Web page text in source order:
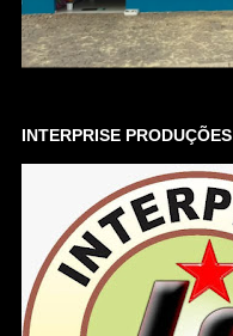
INTERPRISE PRODUÇÕES